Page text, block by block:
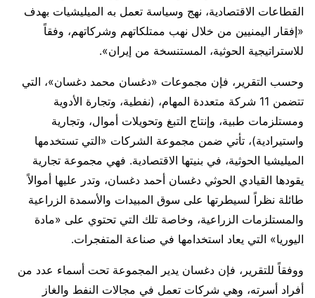
القطاعات الاقتصادية، نهج وسياسة تعمل به الميليشيات بهدف
«إفقار اليمنيين من خلال نهب ممتلكاتهم وشركاتهم، وفقاً
للاستراتيجية الحوثية، المستنسخة من إيران».
وحسب التقرير، فإن مجموعات «دغسان محمد دغسان»، التي
تتضمن 11 شركة متعددة المهام، (نفطية، وتجارة الأدوية
ومستلزمات طبية، وإنتاج التبغ وتحويلات أموال، وتجارية
واستيرادية)، تأتي ضمن مجموعة الشركات «التي تستخدمها
الميليشيا الحوثية، في بنيتها الاقتصادية. فهي مجموعة تجارية
يقودها القيادي الحوثي دغسان أحمد دغسان، وتدر عليها أموالاً
طائلة نظراً لسيطرتها على سوق المبيدات والأسمدة الزراعية
والمستلزمات الزراعية، وخاصة تلك التي تحتوي على «مادة
اليوريا» التي يعاد استخدامها في صناعة المتفجرات.
ووفقاً للتقرير، فإن دغسان يدير المجموعة تحت أسماء عدد من
أفراد أسرته، وهي شركات تعمل في مجالات النفط والغاز